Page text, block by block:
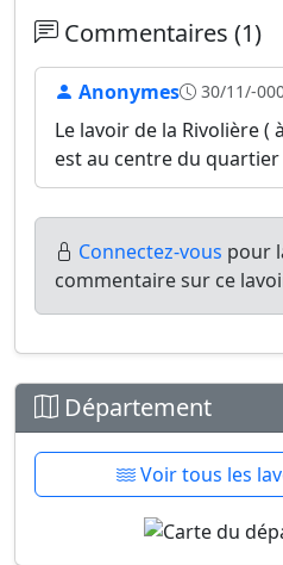
Commentaires (1)
Anonymes 30/11/-
Le lavoir de la Rivolière (
est au centre du
Connectez-vous pour
commentaire sur ce
Département
Voir tous les